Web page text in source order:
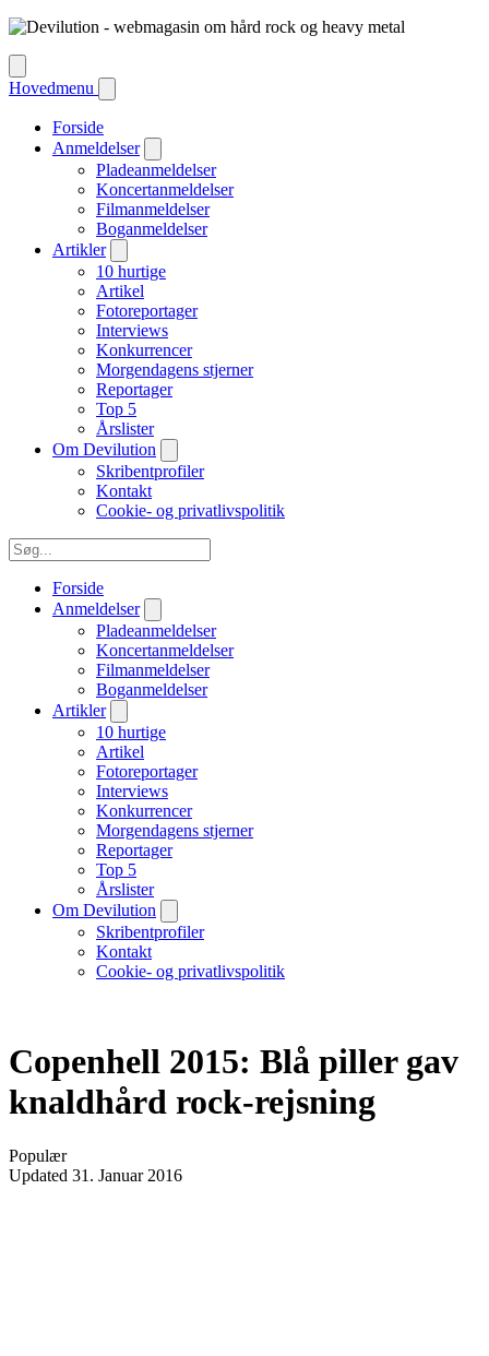
Hovedmenu
Forside
Anmeldelser
Pladeanmeldelser
Koncertanmeldelser
Filmanmeldelser
Boganmeldelser
Artikler
10 hurtige
Artikel
Fotoreportager
Interviews
Konkurrencer
Morgendagens stjerner
Reportager
Top 5
Årslister
Om Devilution
Skribentprofiler
Kontakt
Cookie- og privatlivspolitik
Forside
Anmeldelser
Pladeanmeldelser
Koncertanmeldelser
Filmanmeldelser
Boganmeldelser
Artikler
10 hurtige
Artikel
Fotoreportager
Interviews
Konkurrencer
Morgendagens stjerner
Reportager
Top 5
Årslister
Om Devilution
Skribentprofiler
Kontakt
Cookie- og privatlivspolitik
Copenhell 2015: Blå piller gav
knaldhård rock-rejsning
Populær
Updated 31. Januar 2016